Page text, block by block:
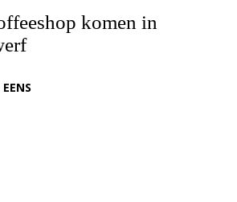
komen in